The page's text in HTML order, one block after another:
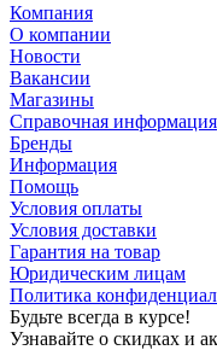
Компания
О компании
Новости
Вакансии
Магазины
Справочная информация
Бренды
Информация
Помощь
Условия оплаты
Условия доставки
Гарантия на товар
Юридическим лицам
Политика
Будьте всегда в курсе!
Узнавайте о скидках и